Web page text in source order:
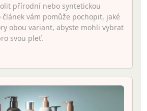
přírodní nebo syntetickou
článek vám pomůže pochopit, jaké
obou variant, abyste mohli vybrat
svou pleť.